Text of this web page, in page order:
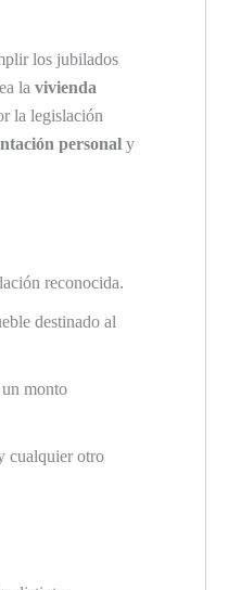
los jubilados
la vivienda
la legislación
personal y
reconocida.
destinado al
monto
cualquier otro